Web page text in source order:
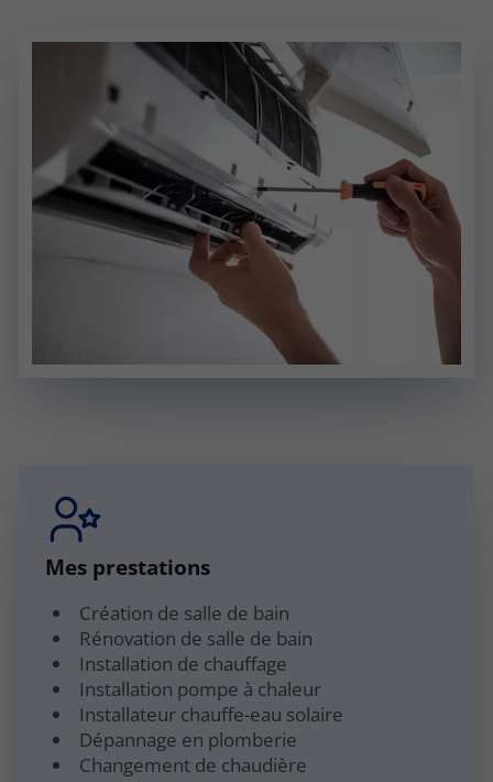
Mes prestations
Création de salle de bain
Rénovation de salle de bain
Installation de chauffage
Installation pompe à chaleur
Installateur chauffe-eau solaire
Dépannage en plomberie
Changement de chaudière